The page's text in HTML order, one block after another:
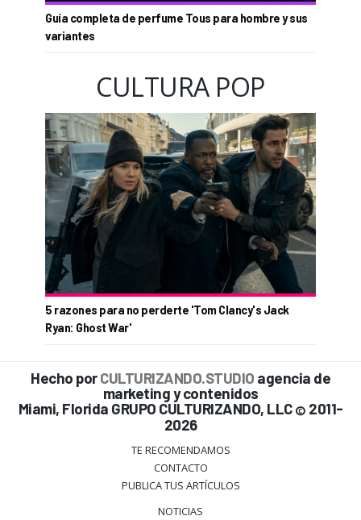
Guía completa de perfume Tous para hombre y sus
variantes
CULTURA POP
5 razones para no perderte 'Tom Clancy's Jack
Ryan: Ghost War'
Hecho porCULTURIZANDO.STUDIO agencia de
marketing y contenidos
Miami, Florida GRUPO CULTURIZANDO, LLC © 2011-
2026
TE RECOMENDAMOS
CONTACTO
PUBLICA TUS ARTÍCULOS
NOTICIAS